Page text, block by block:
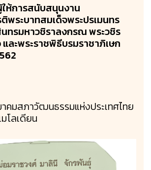
ห้การสนับสนุนงาน
พระบาทสมเด็จพระปรเมนทร
ทรมหาวชิราลงกรณ พระวชิร
และพระราชพิธีบรมราชาภิเษก
คมสภาวัฒนธรรมแห่งประเทศไทย
โลเดียน